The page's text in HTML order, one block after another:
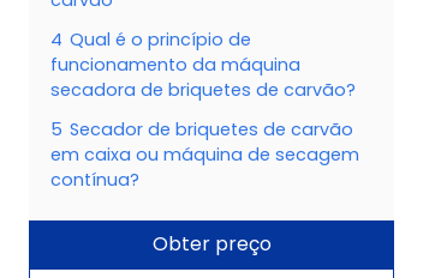
4 Qual é o princípio de
funcionamento da máquina
secadora de briquetes de carvão?
5 Secador de briquetes de carvão
em caixa ou máquina de secagem
contínua?
Obter preço